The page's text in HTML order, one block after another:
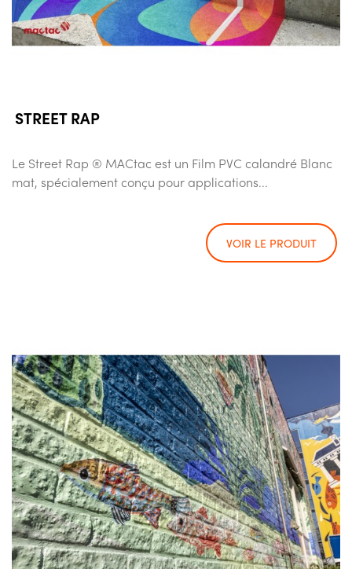
STREET RAP
Le Street Rap ® MACtac est un Film PVC calandré Blanc
mat, spécialement conçu pour applications...
VOIR LE PRODUIT